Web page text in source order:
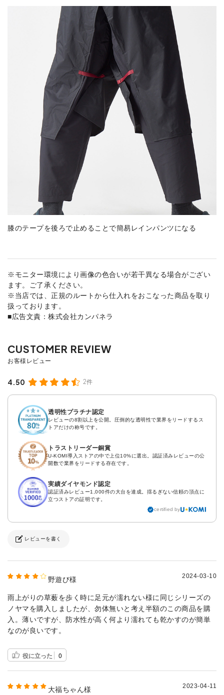
膝のテープを後ろで止めることで簡易レインパンツになる
※モニター環境により画像の色合いが若干異なる場合がござい
ます。ご了承ください。
※当店では、正規のルートから仕入れをおこなった商品を取り
扱っております。
■広告文責：株式会社カンパネラ
4.50 2件
透明性プラチナ認定
レビューの8割以上を公開。圧倒的な透明性で業界をリードするス
トアだけの称号です。
トラストリーダー銅賞
U-KOMI導入ストアの中で上位10%に選出。認証済みレビューの公
開数で業界をリードする存在です。
実績ダイヤモンド認定
認証済みレビュー1,000件の大台を達成。揺るぎない信頼の頂点に
立つストアの証明です。
certified by
レビューを書く
野遊び様 2024-03-10
雨上がりの草薮を歩く時に足元が濡れない様に同じシリーズの
ノヤマを購入しましたが、勿体無いと考え半額のこの商品を購
入。薄いですが、防水性が高く何より濡れても乾かすのが簡単
なのが良いです。
役に立った 0
大福ちゃん様 2023-04-11